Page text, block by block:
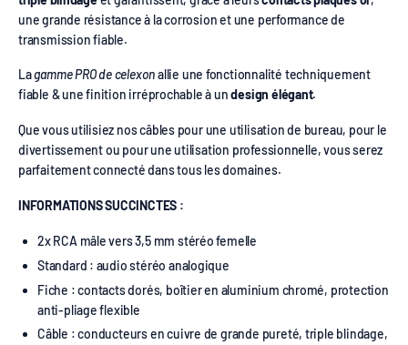
une grande résistance à la corrosion et une performance de
transmission fiable.
Lagamme PRO de celexonallie une fonctionnalité techniquement
fiable & une finition irréprochable à undesign élégant.
Que vous utilisiez nos câbles pour une utilisation de bureau, pour le
divertissement ou pour une utilisation professionnelle, vous serez
parfaitement connecté dans tous les domaines.
INFORMATIONS SUCCINCTES :
2x RCA mâle vers 3,5 mm stéréo femelle
Standard : audio stéréo analogique
Fiche : contacts dorés, boîtier en aluminium chromé, protection
anti-pliage flexible
Câble : conducteurs en cuivre de grande pureté, triple blindage,